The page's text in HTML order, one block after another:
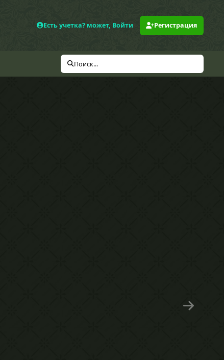
Есть учетка? может, Войти Регистрация
Поиск...